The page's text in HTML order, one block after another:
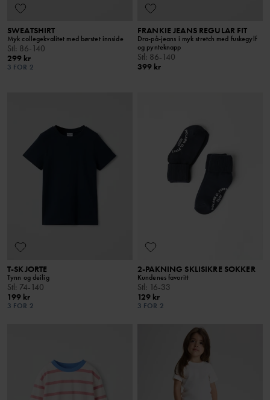
SWEATSHIRT
Myk collegekvalitet med børstet innside
Stl: 86-140
299 kr
3 FOR 2
FRANKIE JEANS REGULAR FIT
Dra-på-jeans i myk stretch med fuskegylf
og pynteknapp
Stl: 86-140
399 kr
T-SKJORTE
Tynn og deilig
Stl: 74-140
199 kr
3 FOR 2
2-PAKNING SKLISIKRE SOKKER
Kundenes favoritt
Stl: 16-33
129 kr
3 FOR 2